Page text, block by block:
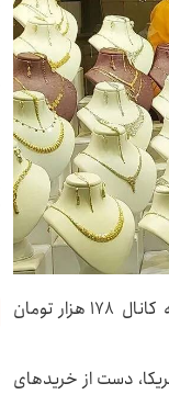
بازار طلا و سکه در نخستین روز هفته شاهد کاهش قیمت‌ها بود؛ عقبگرد دلار به کانال ۱۷۸ هزار تومان
دست از خریدهای